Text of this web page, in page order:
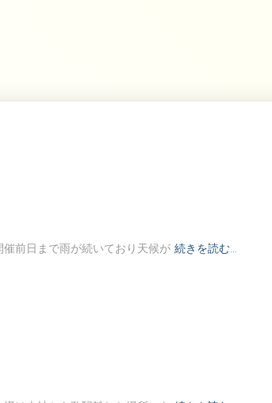
前日まで雨が続いており天候が 続きを読む…